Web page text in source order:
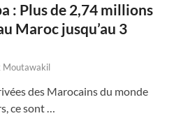
: Plus de 2,74 millions
Maroc jusqu’au 3
Moutawakil
des Marocains du monde
ce sont …